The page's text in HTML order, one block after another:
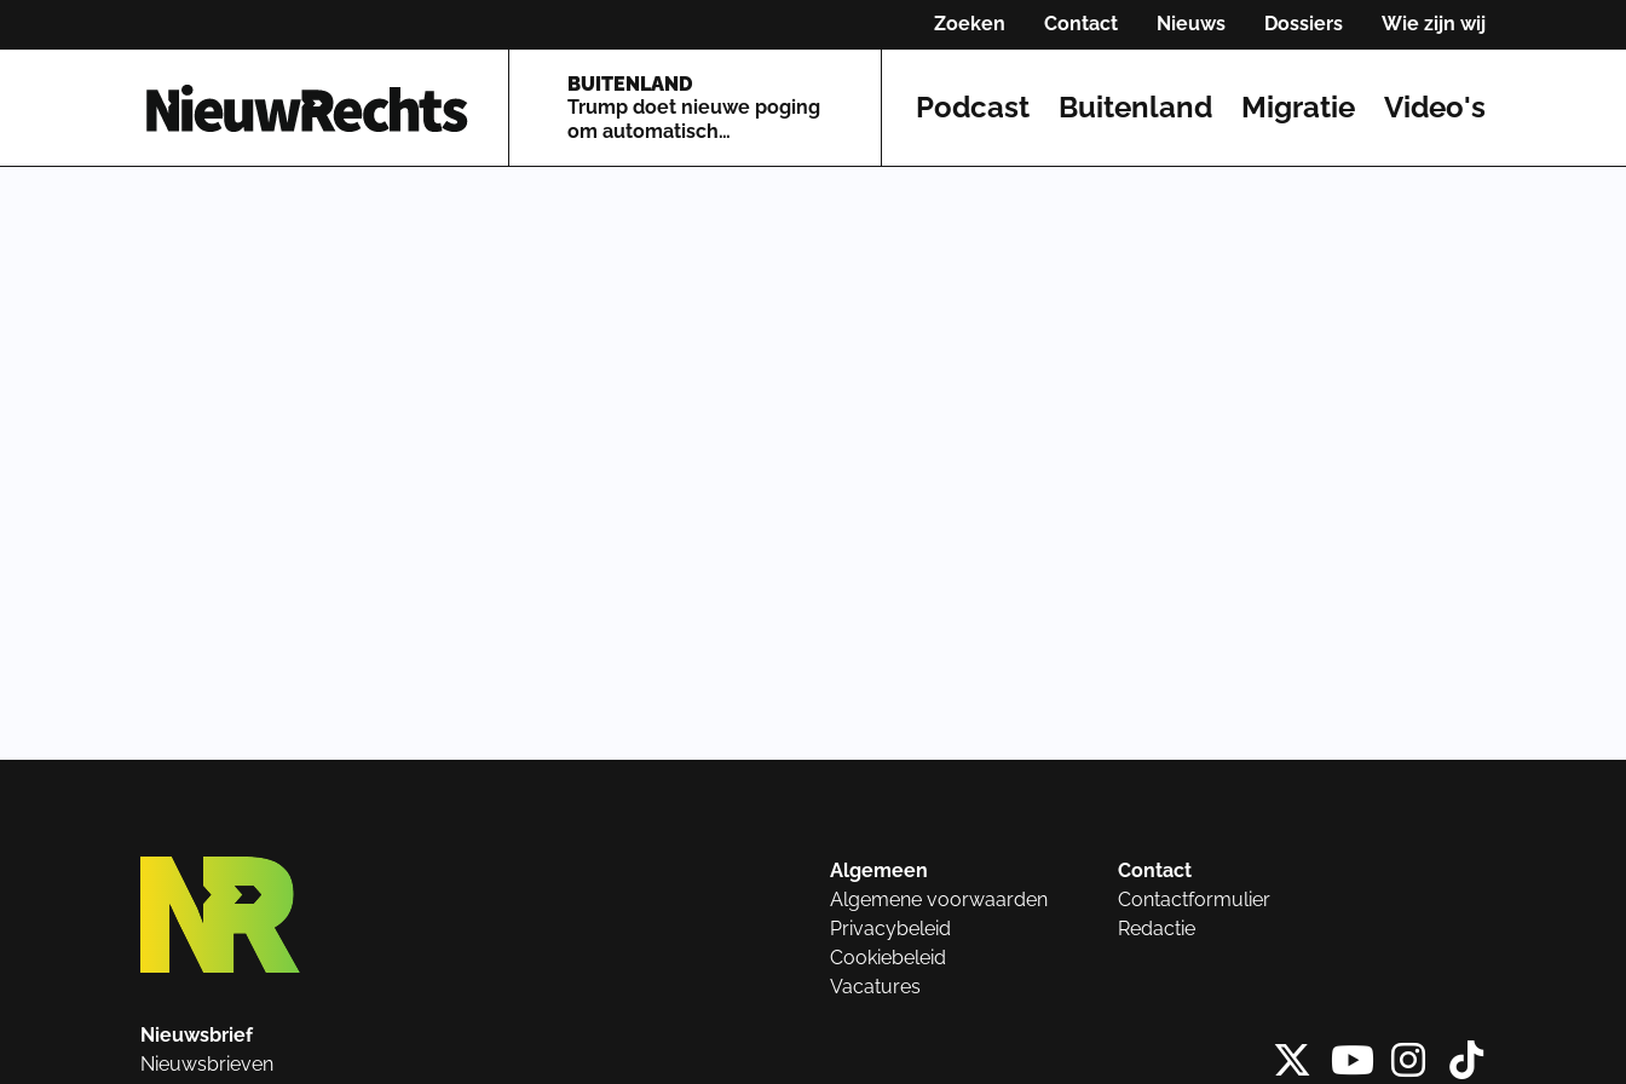
Zoeken Contact Nieuws Dossiers Wie zijn wij
Homepage van NieuwRechts
BUITENLAND
Trump doet nieuwe poging
om automatisch
Podcast Buitenland Migratie Video's
Algemeen
Algemene voorwaarden
Privacybeleid
Cookiebeleid
Vacatures
Contact
Contactformulier
Redactie
Nieuwsbrief
Nieuwsbrieven
X vanInstagram
Tiktok